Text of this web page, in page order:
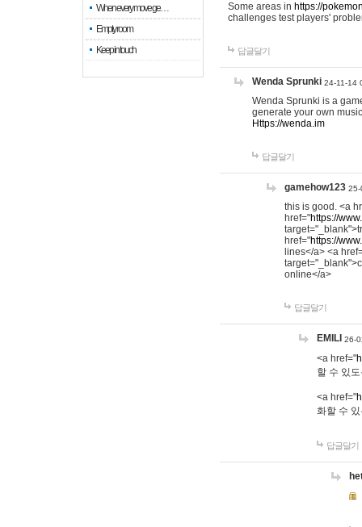
When every move ge…
Empty room
Keep in touch
Some areas in https://
challenges test players'
답글달기
Wenda Sprunki 24-11-14
Wenda Sprunki is a
generate your own
Https://wenda.im
답글달기
gamehow123 25-
this is good. <a
href="https://
href="https://
lines</a> <a
online</a>
답글달기
EMILI 26-
<a href="
할 수 있
<a href="
화할 수
답글달기